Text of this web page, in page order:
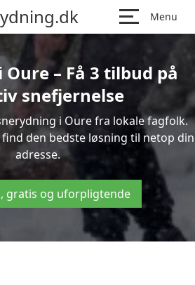
Menu
– Få 3 tilbud på
snefjernelse
i Oure fra lokale fagfolk.
den bedste løsning til netop din
adresse.
gratis og uforpligtende